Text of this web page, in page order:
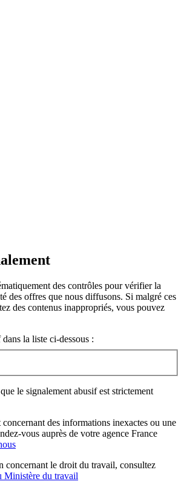
des contrôles pour vérifier la
des offres que nous diffusons. Si malgré ces
des contenus inappropriés, vous pouvez
la liste ci-dessous :
le signalement abusif est strictement
des informations inexactes ou une
vous auprès de votre agence France
concernant le droit du travail, consultez
Ministère du travail